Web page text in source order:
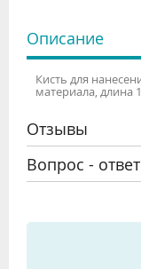
Описание
Кисть для
материала, длина
Отзывы
Вопрос - ответ